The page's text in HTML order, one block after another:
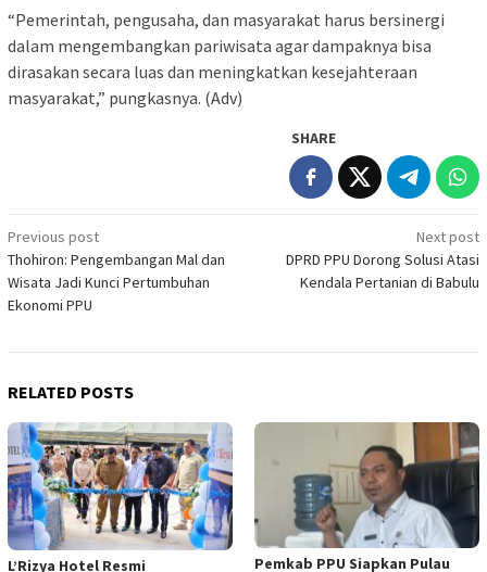
“Pemerintah, pengusaha, dan masyarakat harus bersinergi
dalam mengembangkan pariwisata agar dampaknya bisa
dirasakan secara luas dan meningkatkan kesejahteraan
masyarakat,” pungkasnya. (Adv)
SHARE
Post
navigation
Previous post
Thohiron: Pengembangan Mal dan
Wisata Jadi Kunci Pertumbuhan
Ekonomi PPU
Next post
DPRD PPU Dorong Solusi Atasi
Kendala Pertanian di Babulu
RELATED POSTS
L’Rizya Hotel Resmi Pemkab PPU Siapkan Pulau